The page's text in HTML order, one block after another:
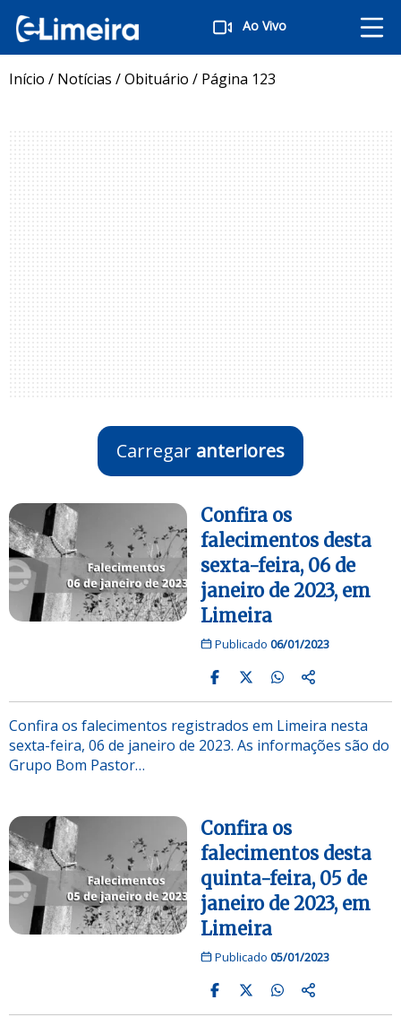
Ao Vivo
Início / Notícias /Obituário / Página 123
Carregar anteriores
Confira os
falecimentos desta
sexta-feira, 06 de
janeiro de 2023, em
Limeira
Publicado 06/01/2023
Confira os falecimentos registrados em Limeira nesta
sexta-feira, 06 de janeiro de 2023. As informações são do
Grupo Bom Pastor…
Confira os
falecimentos desta
quinta-feira, 05 de
janeiro de 2023, em
Limeira
Publicado 05/01/2023